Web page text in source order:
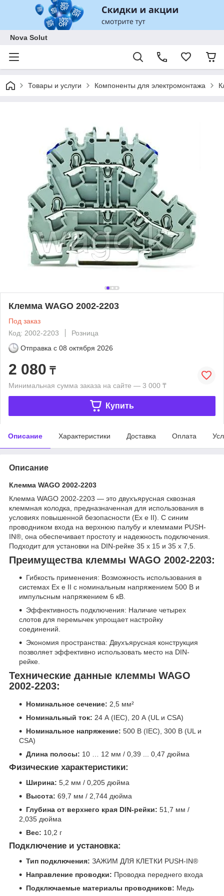
Nova Solut
Товары и услуги Компоненты для электромонтажа
Клемма WAGO 2002-2203
Под заказ
Код: 2002-2203
Розница
Отправка с 08 октября 2026
2 080 ₸
Минимальная сумма заказа на сайте — 3 000 ₸
Купить
Описание Характеристики Доставка Оплата
Описание
Клемма WAGO 2002-2203
Клемма WAGO 2002-2203 — это двухъярусная сквозная
клеммная колодка, предназначенная для использования в
условиях повышенной безопасности (Ex e II). С синим
проводником входа на верхнюю палубу и клеммами PUSH-
IN®, она обеспечивает простоту и надежность подключения.
Подходит для установки на DIN-рейке 35 x 15 и 35 x 7,5.
Преимущества клеммы WAGO 2002-2203:
Гибкость применения: Возможность использования в
системах Ex e II с номинальным напряжением 500 В и
импульсным напряжением 6 кВ.
Эффективность подключения: Наличие четырех
слотов для перемычек упрощает настройку
соединений.
Экономия пространства: Двухъярусная конструкция
позволяет эффективно использовать место на DIN-
рейке.
Технические данные клеммы WAGO
2002-2203:
Номинальное сечение: 2,5 мм²
Номинальный ток: 24 А (IEC), 20 А (UL и CSA)
Номинальное напряжение: 500 В (IEC), 300 В (UL и
CSA)
Длина полосы: 10 … 12 мм / 0,39 ... 0,47 дюйма
Физические характеристики:
Ширина: 5,2 мм / 0,205 дюйма
Высота: 69,7 мм / 2,744 дюйма
Глубина от верхнего края DIN-рейки: 51,7 мм /
2,035 дюйма
Вес: 10,2 г
Подключение и установка:
Тип подключения: ЗАЖИМ ДЛЯ КЛЕТКИ PUSH-IN®
Направление проводки: Проводка переднего входа
Подключаемые материалы проводников: Медь